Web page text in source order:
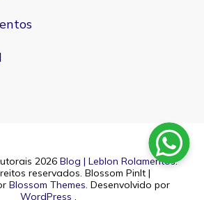
2026 Blog | Leblon Rolamentos.
reservados. Blossom PinIt |
Blossom Themes. Desenvolvido por
WordPress .